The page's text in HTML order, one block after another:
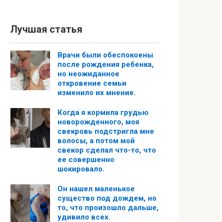
Лучшая статья
Врачи были обеспокоены
после рождения ребенка,
но неожиданное
откровение семьи
изменило их мнение.
Когда я кормила грудью
новорожденного, моя
свекровь подстригла мне
волосы, а потом мой
свекор сделал что-то, что
ее совершенно
шокировало.
Он нашел маленькое
существо под дождем, но
то, что произошло дальше,
удивило всех.